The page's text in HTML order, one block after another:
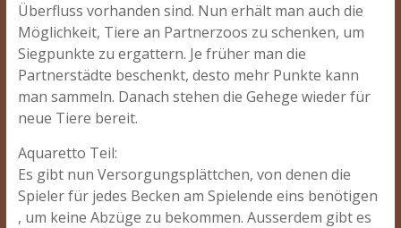
Überfluss vorhanden sind. Nun erhält man auch die
Möglichkeit, Tiere an Partnerzoos zu schenken, um
Siegpunkte zu ergattern. Je früher man die
Partnerstädte beschenkt, desto mehr Punkte kann
man sammeln. Danach stehen die Gehege wieder für
neue Tiere bereit.
Aquaretto Teil:
Es gibt nun Versorgungsplättchen, von denen die
Spieler für jedes Becken am Spielende eins benötigen
, um keine Abzüge zu bekommen. Ausserdem gibt es